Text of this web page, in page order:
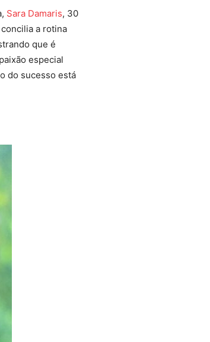
Sara Damaris, 30
a rotina
que é
especial
do sucesso está